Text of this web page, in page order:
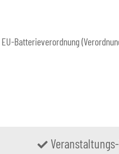
Batterieverordnung